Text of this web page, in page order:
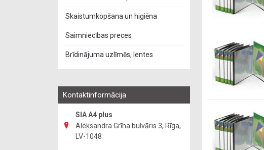
Skaistumkopšana un higiēna
Saimniecības preces
Brīdinājuma uzlīmēs, lentes
Kontaktinformācija
SIA A4 plus
Aleksandra Grīna bulvāris 3, Rīga,
LV-1048